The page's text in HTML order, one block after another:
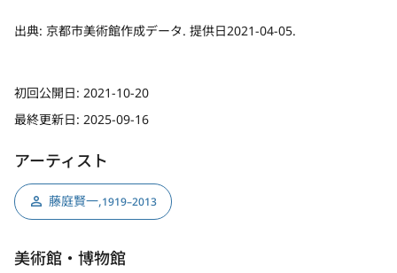
出典: 京都市美術館作成データ. 提供日2021-04-05.
初回公開日: 2021-10-20
最終更新日: 2025-09-16
アーティスト
藤庭賢一,1919–2013
美術館・博物館